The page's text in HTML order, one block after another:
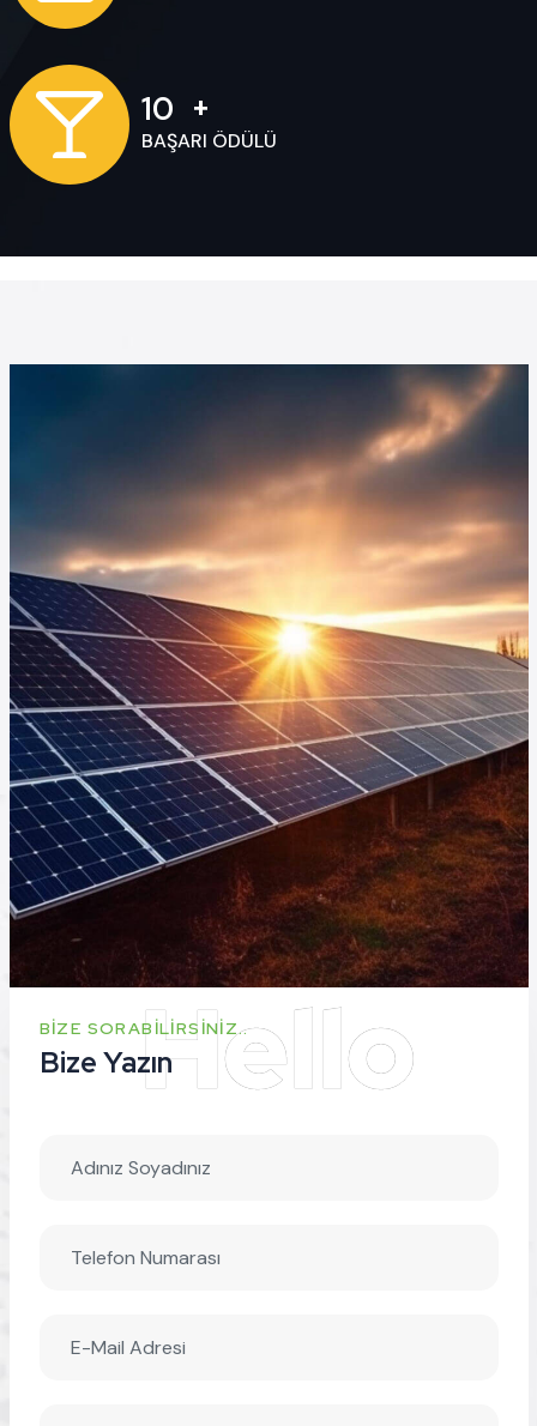
10
BAŞARI ÖDÜLÜ
BIZE SORABILIRSINIZ..
Bize Yazın